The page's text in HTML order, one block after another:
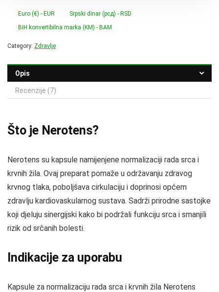
Euro (€) - EUR
Srpski dinar (рсд) - RSD
BiH konvertibilna marka (KM) - BAM
Category: Zdravlje
Opis
Recenzije (7)
Što je Nerotens?
Nerotens su kapsule namijenjene normalizaciji rada srca i
krvnih žila. Ovaj preparat pomaže u održavanju zdravog
krvnog tlaka, poboljšava cirkulaciju i doprinosi općem
zdravlju kardiovaskularnog sustava. Sadrži prirodne sastojke
koji djeluju sinergijski kako bi podržali funkciju srca i smanjili
rizik od srčanih bolesti.
Indikacije za uporabu
Kapsule za normalizaciju rada srca i krvnih žila Nerotens